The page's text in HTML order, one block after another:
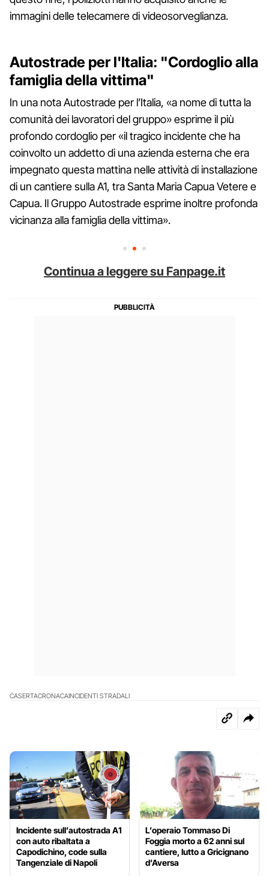
immagini delle telecamere di videosorveglianza.
Autostrade per l'Italia: "Cordoglio alla
famiglia della vittima"
In una nota Autostrade per l’Italia, «a nome di tutta la
comunità dei lavoratori del gruppo» esprime il più
profondo cordoglio per «il tragico incidente che ha
coinvolto un addetto di una azienda esterna che era
impegnato questa mattina nelle attività di installazione
di un cantiere sulla A1, tra Santa Maria Capua Vetere e
Capua. Il Gruppo Autostrade esprime inoltre profonda
vicinanza alla famiglia della vittima».
Continua a leggere su Fanpage.it
CASERTACRONACAINCIDENTI STRADALI
Incidente sull’autostrada A1
con auto ribaltata a
Capodichino, code sulla
Tangenziale di Napoli
L’operaio Tommaso Di
Foggia morto a 62 anni sul
cantiere, lutto a Gricignano
d’Aversa